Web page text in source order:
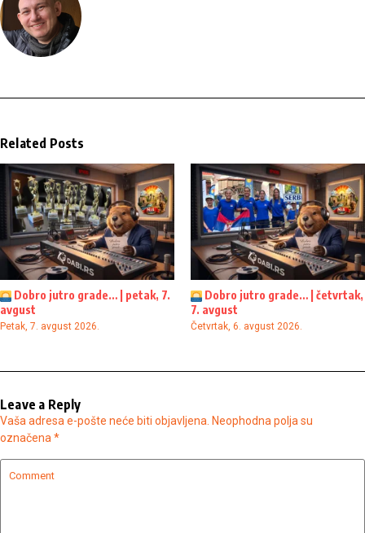
Related Posts
Dobro jutro grade… | petak, 7.
avgust
Petak, 7. avgust 2026.
Dobro jutro grade… | četvrtak,
7. avgust
Četvrtak, 6. avgust 2026.
Leave a Reply
Vaša adresa e-pošte neće biti objavljena. Neophodna polja su
označena *